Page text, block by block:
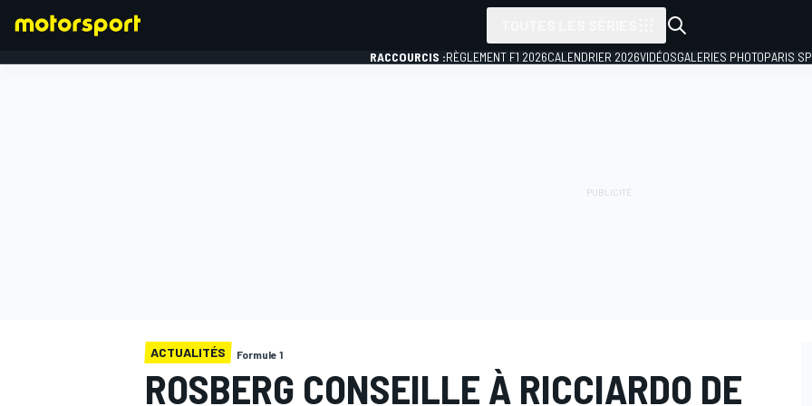
RACCOURCIS :RÈGLEMENT F1 2026CALENDRIER 2026VIDÉOSGALERIES PHOTOPARIS
ACTUALITÉS Formule 1
ROSBERG CONSEILLE À RICCIARDO DE